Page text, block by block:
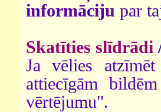
informāciju par
Skatīties slīdrādi
Ja vēlies
attiecīgām
vērtējumu".